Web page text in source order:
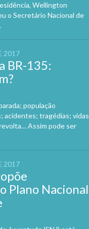
Wellington
o Secretário Nacional de
2017
BR-135:
população
acidentes; tragédias; vidas
Assim pode ser
2017
Plano Nacional